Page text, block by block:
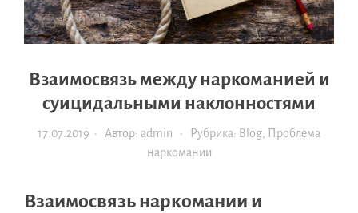
Взаимосвязь между наркоманией и
суицидальными наклонностями
17.07.2019 · Автор: admin · Рубрика: Blog
Проблема
наркомании
Взаимосвязь наркомании и